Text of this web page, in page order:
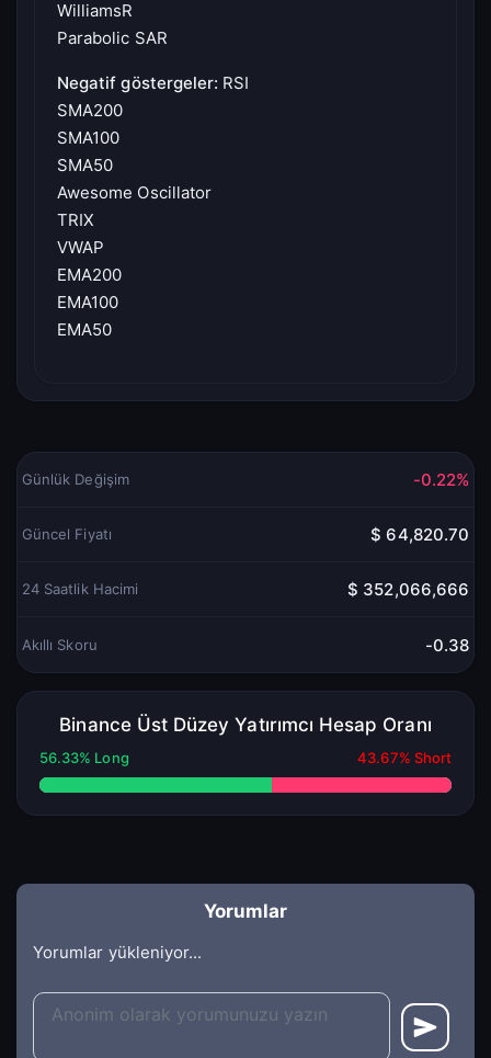
WilliamsR
Parabolic SAR
Negatif göstergeler: RSI
SMA200
SMA100
SMA50
Awesome Oscillator
TRIX
VWAP
EMA200
EMA100
EMA50
Günlük Değişim -0.22%
Güncel Fiyatı $ 64,820.70
24 Saatlik Hacimi $ 352,066,666
Akıllı Skoru -0.38
Binance Üst Düzey Yatırımcı Hesap Oranı
56.33% Long 43.67% Short
Yorumlar
Yorumlar yükleniyor...